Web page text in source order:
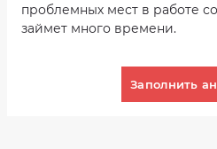
проблемных мест в работе
займет много времени.
Заполнить